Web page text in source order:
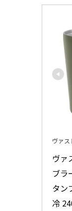
ヴァス
ヴァ
ブラ
タン
冷